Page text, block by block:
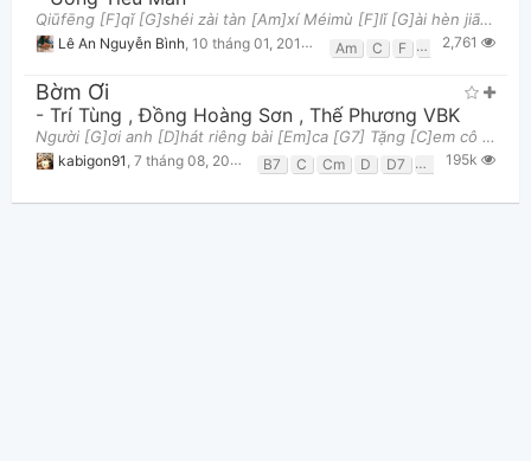
Qiūfēng [F]qǐ [G]shéi zài tàn [Am]xí Méimù [F]lǐ [G]ài hèn jiāo [C]jí Róngyán [F]yǐ [G]nǐ [Am]dà
Lê An Nguyễn Bình, 10 tháng 01, 2019 lúc 02:44pm Am C F G 2,761
Bờm Ơi
- Trí Tùng ,Đồng Hoàng Sơn , Thế Phương VBK
Người [G]ơi anh [D]hát riêng bài [Em]ca [G7] Tặng [C]em cô [D]gái anh thầm [G]yêu [G7] Lúc em [C]c
kabigon91 7 tháng 08, 2013 lúc 02:08pm B7 C Cm D D7 Em G G7
195k